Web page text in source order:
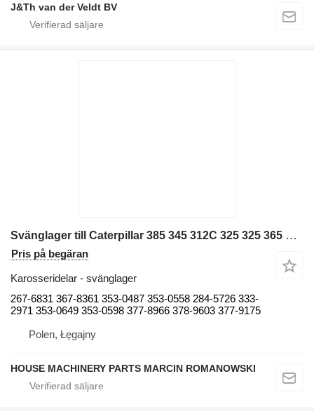
J&Th van der Veldt BV
Svänglager till Caterpillar 385 345 312C 325 325 365 M314 M313 302.5 345 kedjegrävare
Pris på begäran
Karosseridelar - svänglager
267-6831 367-8361 353-0487 353-0558 284-5726 333-
2971 353-0649 353-0598 377-8966 378-9603 377-9175
Polen, Łęgajny
HOUSE MACHINERY PARTS MARCIN ROMANOWSKI